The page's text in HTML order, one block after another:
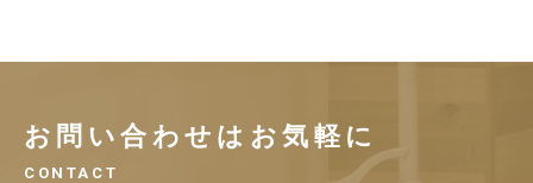
お問い合わせはお気軽に
CONTACT